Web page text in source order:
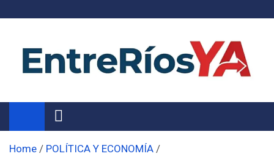
Noticias de Entre Ríos
Información de toda la provincia ahora
Home
POLÍTICA Y ECONOMÍA